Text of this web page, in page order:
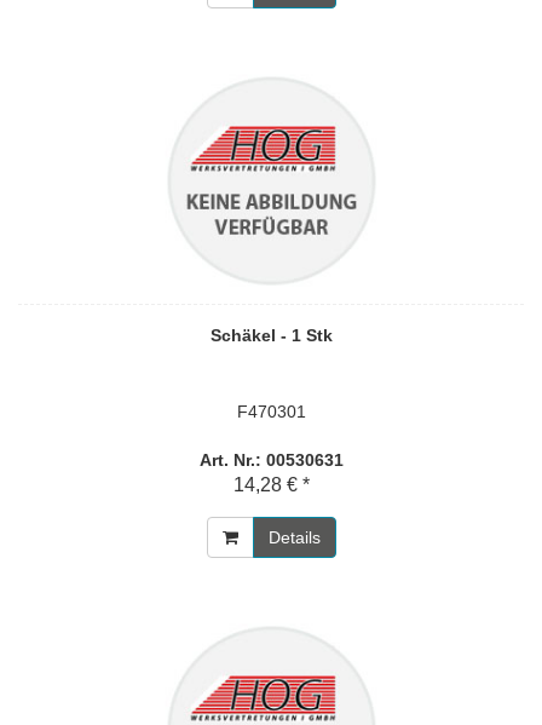
Schäkel - 1 Stk
F470301
Art. Nr.: 00530631
14,28 € *
Details